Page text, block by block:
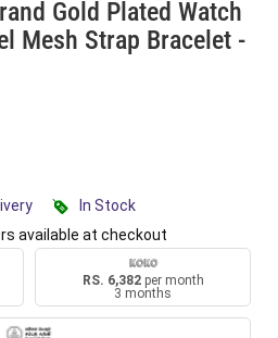
Gold Plated Watch
Mesh Strap Bracelet -
In Stock
available at checkout
RS. 6,382per month
3 months